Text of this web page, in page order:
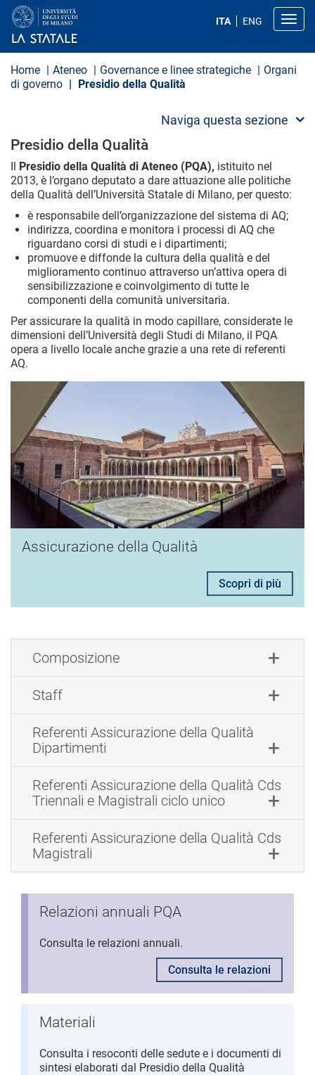
a
ITA ENG
Home Ateneo Governance e linee strategiche
Organi
di governo
Presidio della Qualità
Naviga questa sezione
Presidio della Qualità
Il Presidio della Qualità di Ateneo (PQA), istituito nel
2013, è l’organo deputato a dare attuazione alle politiche
della Qualità dell’Università Statale di Milano, per questo:
è responsabile dell’organizzazione del sistema di AQ;
indirizza, coordina e monitora i processi di AQ che
riguardano corsi di studi e i dipartimenti;
promuove e diffonde la cultura della qualità e del
miglioramento continuo attraverso un’attiva opera di
sensibilizzazione e coinvolgimento di tutte le
componenti della comunità universitaria.
Per assicurare la qualità in modo capillare, considerate le
dimensioni dell’Università degli Studi di Milano, il PQA
opera a livello locale anche grazie a una rete di referenti
AQ.
Assicurazione della Qualità
Scopri di più
Composizione
Staff
Referenti Assicurazione della Qualità
Dipartimenti
Referenti Assicurazione della Qualità Cds
Triennali e Magistrali ciclo unico
Referenti Assicurazione della Qualità Cds
Magistrali
Relazioni annuali PQA
Consulta le relazioni annuali.
Consulta le relazioni
Materiali
Consulta i resoconti delle sedute e i documenti di
sintesi elaborati dal Presidio della Qualità